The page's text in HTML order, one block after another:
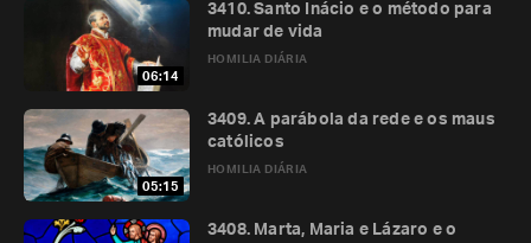
06:14
HOMILIA DIÁRIA
3410. Santo Inácio e o método para
mudar de vida
05:15
HOMILIA DIÁRIA
3409. A parábola da rede e os maus
católicos
3408. Marta, Maria e Lázaro e o